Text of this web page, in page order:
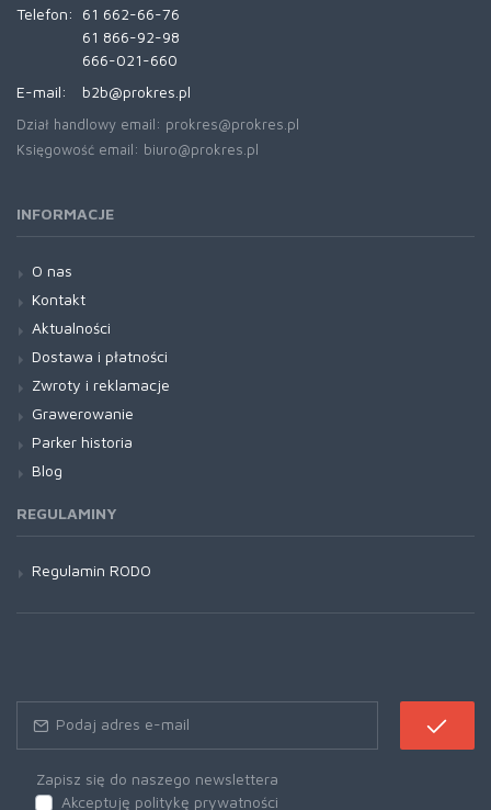
Telefon:
61 662-66-76
61 866-92-98
666-021-660
E-mail:
b2b@prokres.pl
Dział handlowy email: prokres@prokres.pl
Księgowość email: biuro@prokres.pl
INFORMACJE
O nas
Kontakt
Aktualności
Dostawa i płatności
Zwroty i reklamacje
Grawerowanie
Parker historia
Blog
REGULAMINY
Regulamin RODO
Zapisz się do naszego newslettera
Akceptuję politykę prywatności